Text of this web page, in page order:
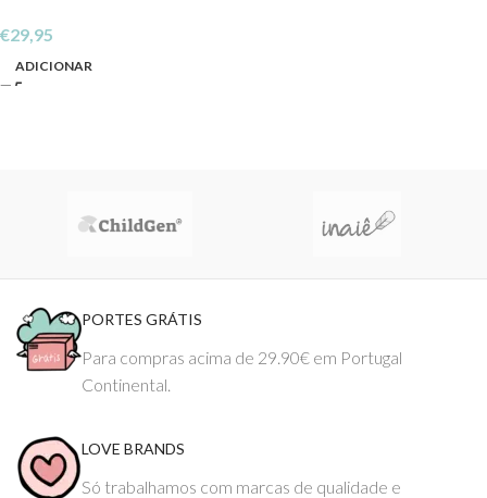
€29,95
ADICIONAR
PORTES GRÁTIS
Para compras acima de 29.90€ em Portugal
Continental.
LOVE BRANDS
Só trabalhamos com marcas de qualidade e